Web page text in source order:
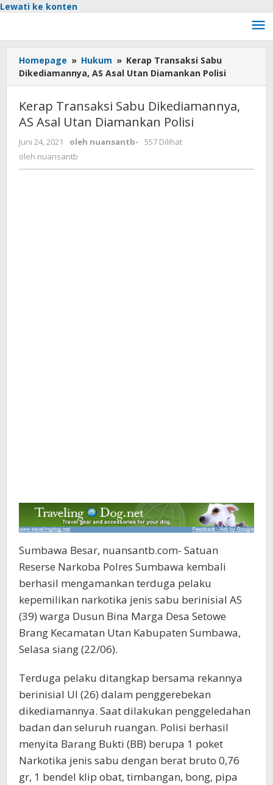
Lewati ke konten
Homepage » Hukum » Kerap Transaksi Sabu
Dikediamannya, AS Asal Utan Diamankan Polisi
Kerap Transaksi Sabu Dikediamannya,
AS Asal Utan Diamankan Polisi
Juni 24, 2021 oleh nuansantb-
557 Dilihat
oleh nuansantb
Sumbawa Besar, nuansantb.com- Satuan
Reserse Narkoba Polres Sumbawa kembali
berhasil mengamankan terduga pelaku
kepemilikan narkotika jenis sabu berinisial AS
(39) warga Dusun Bina Marga Desa Setowe
Brang Kecamatan Utan Kabupaten Sumbawa,
Selasa siang (22/06).
Terduga pelaku ditangkap bersama rekannya
berinisial UI (26) dalam penggerebekan
dikediamannya. Saat dilakukan penggeledahan
badan dan seluruh ruangan. Polisi berhasil
menyita Barang Bukti (BB) berupa 1 poket
Narkotika jenis sabu dengan berat bruto 0,76
gr, 1 bendel klip obat, timbangan, bong, pipa